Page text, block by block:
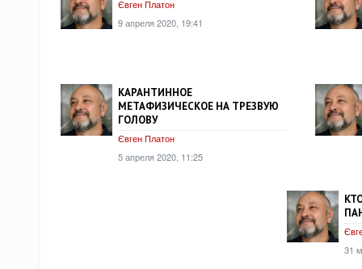
Євген Платон
9 апреля 2020, 19:41
КАРАНТИННОЕ
МЕТАФИЗИЧЕСКОЕ НА ТРЕЗВУЮ
ГОЛОВУ
Євген Платон
5 апреля 2020, 11:25
31